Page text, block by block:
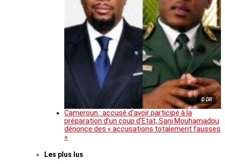
© DR
Cameroun : accusé d’avoir participé à la
préparation d’un coup d’Etat, Sani Mouhamadou
dénonce des « accusations totalement fausses
»
Les plus lus